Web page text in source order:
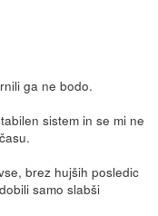
ga ne bodo.
sistem in se mi ne
brez hujših posledic
samo slabši